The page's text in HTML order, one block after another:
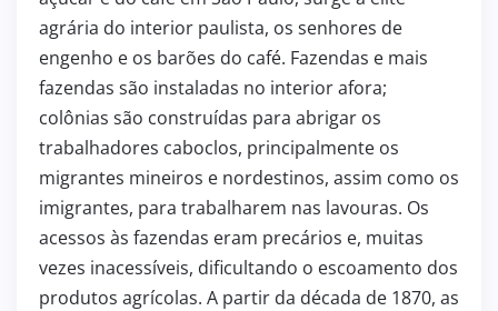
agrária do interior paulista, os senhores de
engenho e os barões do café. Fazendas e mais
fazendas são instaladas no interior afora;
colônias são construídas para abrigar os
trabalhadores caboclos, principalmente os
migrantes mineiros e nordestinos, assim como os
imigrantes, para trabalharem nas lavouras. Os
acessos às fazendas eram precários e, muitas
vezes inacessíveis, dificultando o escoamento dos
produtos agrícolas. A partir da década de 1870, as